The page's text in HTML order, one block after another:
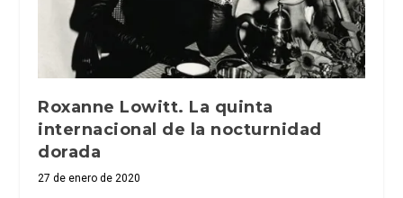
Roxanne Lowitt. La quinta
internacional de la nocturnidad
dorada
27 de enero de 2020